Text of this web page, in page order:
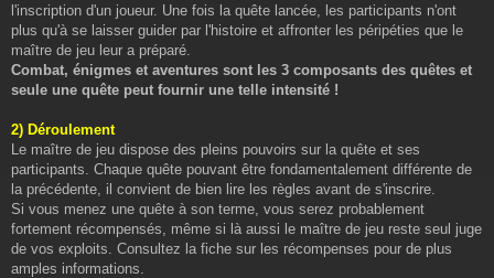
l'inscription d'un joueur. Une fois la quête lancée, les participants n'ont
plus qu'à se laisser guider par l'histoire et affronter les péripéties que le
maître de jeu leur a préparé.
Combat, énigmes et aventures sont les 3 composants des quêtes et
seule une quête peut fournir une telle intensité !
2) Déroulement
Le maître de jeu dispose des pleins pouvoirs sur la quête et ses
participants. Chaque quête pouvant être fondamentalement différente de
la précédente, il convient de bien lire les règles avant de s'inscrire.
Si vous menez une quête à son terme, vous serez probablement
fortement récompensés, même si là aussi le maître de jeu reste seul juge
de vos exploits. Consultez la fiche sur les récompenses pour de plus
amples informations.